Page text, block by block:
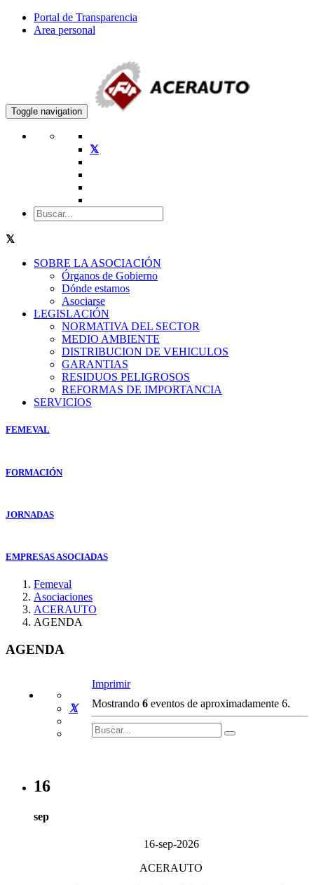
Portal de Transparencia
Area personal
Toggle navigation
SOBRE LA ASOCIACIÓN
Órganos de Gobierno
Dónde estamos
Asociarse
LEGISLACIÓN
NORMATIVA DEL SECTOR
MEDIO AMBIENTE
DISTRIBUCION DE VEHICULOS
GARANTIAS
RESIDUOS PELIGROSOS
REFORMAS DE IMPORTANCIA
SERVICIOS
FEMEVAL
FORMACIÓN
JORNADAS
EMPRESAS ASOCIADAS
Femeval
Asociaciones
ACERAUTO
AGENDA
AGENDA
Imprimir
Mostrando 6 eventos de aproximadamente 6.
16
sep
16-sep-2026
ACERAUTO